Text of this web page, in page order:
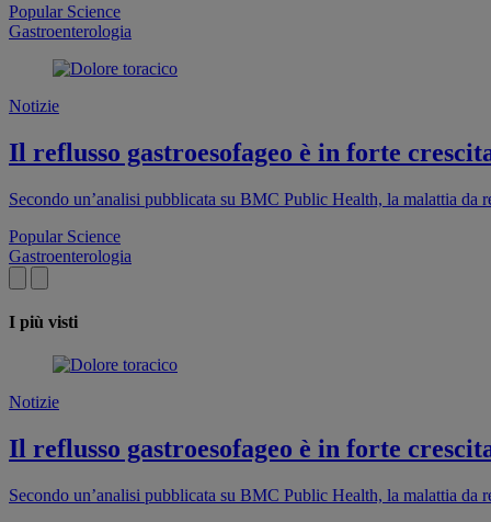
Popular Science
Gastroenterologia
Notizie
Il reflusso gastroesofageo è in forte
Secondo un’analisi pubblicata su BMC Public Health, la malattia
Popular Science
Gastroenterologia
I più visti
Notizie
Il reflusso gastroesofageo è in forte
Secondo un’analisi pubblicata su BMC Public Health, la malattia